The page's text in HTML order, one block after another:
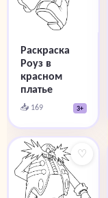
Раскраска
Роуз в
красном
платье
📥 169 3+
♡